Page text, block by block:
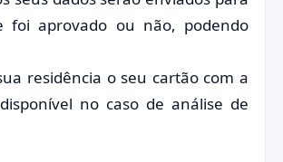
foi aprovado ou não, podendo
residência o seu cartão com a
no caso de análise de